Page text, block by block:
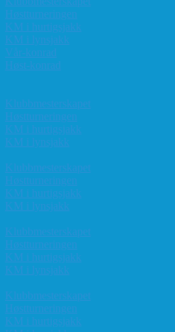
Høstturneringen
KM i hurtigsjakk
KM i lynsjakk
Vår-konrad
Høst-konrad
Klubbmesterskapet
Høstturneringen
KM i hurtigsjakk
KM i lynsjakk
Klubbmesterskapet
Høstturneringen
KM i hurtigsjakk
KM i lynsjakk
Klubbmesterskapet
Høstturneringen
KM i hurtigsjakk
KM i lynsjakk
Klubbmesterskapet
Høstturneringen
KM i hurtigsjakk